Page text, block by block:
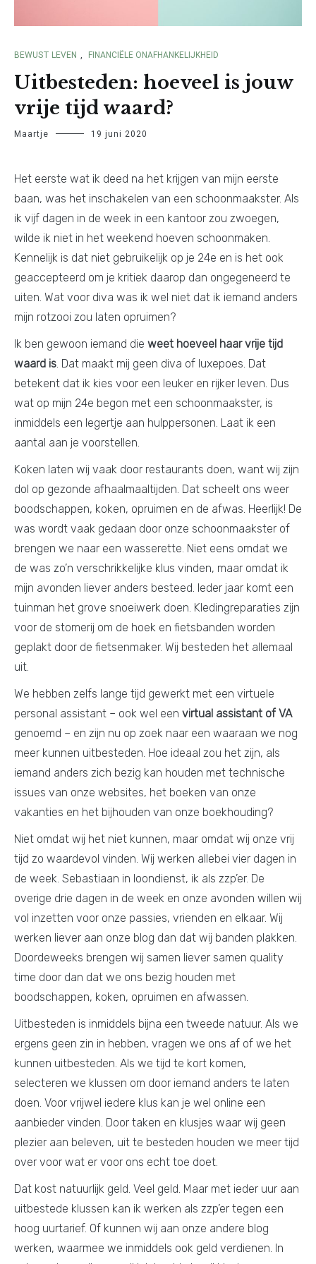
BEWUST LEVEN , FINANCIËLE ONAFHANKELIJKHEID
Uitbesteden: hoeveel is jouw
vrije tijd waard?
Maartje 19 juni 2020
Het eerste wat ik deed na het krijgen van mijn eerste
baan, was het inschakelen van een schoonmaakster. Als
ik vijf dagen in de week in een kantoor zou zwoegen,
wilde ik niet in het weekend hoeven schoonmaken.
Kennelijk is dat niet gebruikelijk op je 24e en is het ook
geaccepteerd om je kritiek daarop dan ongegeneerd te
uiten. Wat voor diva was ik wel niet dat ik iemand anders
mijn rotzooi zou laten opruimen?
Ik ben gewoon iemand die weet hoeveel haar vrije tijd
waard is. Dat maakt mij geen diva of luxepoes. Dat
betekent dat ik kies voor een leuker en rijker leven. Dus
wat op mijn 24e begon met een schoonmaakster, is
inmiddels een legertje aan hulppersonen. Laat ik een
aantal aan je voorstellen.
Koken laten wij vaak door restaurants doen, want wij zijn
dol op gezonde afhaalmaaltijden. Dat scheelt ons weer
boodschappen, koken, opruimen en de afwas. Heerlijk! De
was wordt vaak gedaan door onze schoonmaakster of
brengen we naar een wasserette. Niet eens omdat we
de was zo’n verschrikkelijke klus vinden, maar omdat ik
mijn avonden liever anders besteed. Ieder jaar komt een
tuinman het grove snoeiwerk doen. Kledingreparaties zijn
voor de stomerij om de hoek en fietsbanden worden
geplakt door de fietsenmaker. Wij besteden het allemaal
uit.
We hebben zelfs lange tijd gewerkt met een virtuele
personal assistant – ook wel een virtual assistant of VA
genoemd – en zijn nu op zoek naar een waaraan we nog
meer kunnen uitbesteden. Hoe ideaal zou het zijn, als
iemand anders zich bezig kan houden met technische
issues van onze websites, het boeken van onze
vakanties en het bijhouden van onze boekhouding?
Niet omdat wij het niet kunnen, maar omdat wij onze vrij
tijd zo waardevol vinden. Wij werken allebei vier dagen in
de week. Sebastiaan in loondienst, ik als zzp’er. De
overige drie dagen in de week en onze avonden willen wij
vol inzetten voor onze passies, vrienden en elkaar. Wij
werken liever aan onze blog dan dat wij banden plakken.
Doordeweeks brengen wij samen liever samen quality
time door dan dat we ons bezig houden met
boodschappen, koken, opruimen en afwassen.
Uitbesteden is inmiddels bijna een tweede natuur. Als we
ergens geen zin in hebben, vragen we ons af of we het
kunnen uitbesteden. Als we tijd te kort komen,
selecteren we klussen om door iemand anders te laten
doen. Voor vrijwel iedere klus kan je wel online een
aanbieder vinden. Door taken en klusjes waar wij geen
plezier aan beleven, uit te besteden houden we meer tijd
over voor wat er voor ons echt toe doet.
Dat kost natuurlijk geld. Veel geld. Maar met ieder uur aan
uitbestede klussen kan ik werken als zzp’er tegen een
hoog uurtarief. Of kunnen wij aan onze andere blog
werken, waarmee we inmiddels ook geld verdienen. In